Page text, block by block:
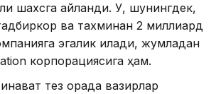
шахсга айланди. У, шунингдек,
ва тахминан 2 миллиард
эгалик қилади, жумладан
корпорациясига ҳам.
тез орада вазирлар